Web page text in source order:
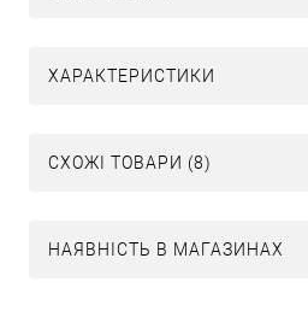
ХАРАКТЕРИСТИКИ
СХОЖІ ТОВАРИ (8)
НАЯВНІСТЬ В МАГАЗИНАХ